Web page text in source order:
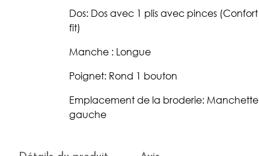
Dos: Dos avec 1 plis avec pinces (Confort
fit)
Manche : Longue
Poignet: Rond 1 bouton
Emplacement de la broderie: Manchette
gauche